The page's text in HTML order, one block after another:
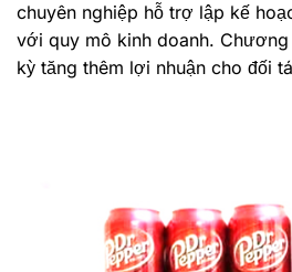
chuyên nghiệp hỗ trợ lập kế
với quy mô kinh doanh.
kỳ tăng thêm lợi nhuận cho đối